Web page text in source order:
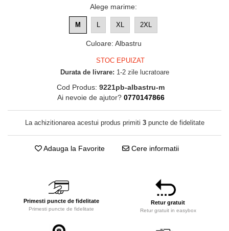
Alege marime:
M L XL 2XL
Culoare: Albastru
STOC EPUIZAT
Durata de livrare: 1-2 zile lucratoare
Cod Produs: 9221pb-albastru-m
Ai nevoie de ajutor? 0770147866
La achizitionarea acestui produs primiti 3puncte de fidelitate
Adauga la Favorite Cere informatii
Primesti puncte de fidelitate
Primesti puncte de fidelitate
Retur gratuit
Retur gratuit in easybox